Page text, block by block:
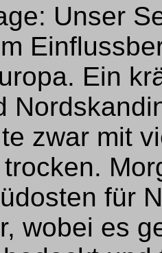
Unser
Ein
zwar mit
für
wobei es